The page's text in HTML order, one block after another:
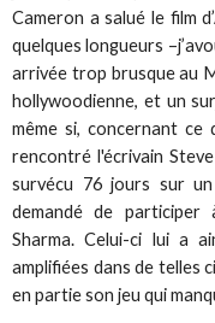
Cameron a salué le film
quelques longueurs
arrivée trop brusque au
hollywoodienne, et un
même si, concernant ce
rencontré l'écrivain
survécu 76 jours sur
demandé de participer
Sharma. Celui-ci lui a
amplifiées dans de telles
en partie son jeu qui